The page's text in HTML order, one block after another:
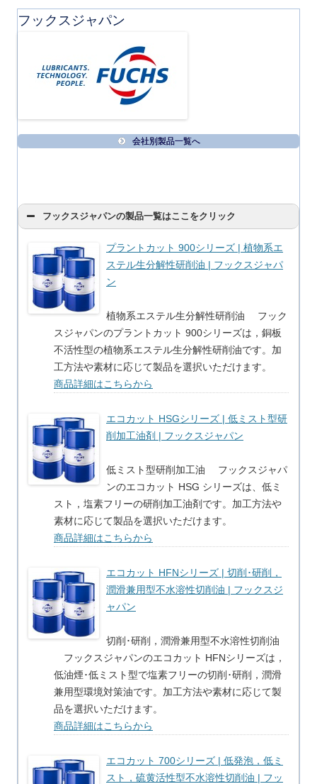
フックスジャパン
会社別製品一覧へ
フックスジャパンの製品一覧はここをクリック
プラントカット 900シリーズ | 植物系エ
ステル生分解性研削油 | フックスジャパ
ン
植物系エステル生分解性研削油 フック
スジャパンのプラントカット 900シリーズは，銅板
不活性型の植物系エステル生分解性研削油です。加
工方法や素材に応じて製品を選択いただけます。
商品詳細はこちらから
エコカット HSGシリーズ | 低ミスト型研
削加工油剤 | フックスジャパン
低ミスト型研削加工油 フックスジャパ
ンのエコカット HSG シリーズは、低ミ
スト，塩素フリーの研削加工油剤です。加工方法や
素材に応じて製品を選択いただけます。
商品詳細はこちらから
エコカット HFNシリーズ | 切削･研削，
潤滑兼用型不水溶性切削油 | フックスジ
ャパン
切削･研削，潤滑兼用型不水溶性切削油
フックスジャパンのエコカット HFNシリーズは，
低油煙･低ミスト型で塩素フリーの切削･研削，潤滑
兼用型環境対策油です。加工方法や素材に応じて製
品を選択いただけます。
商品詳細はこちらから
エコカット 700シリーズ | 低発泡，低ミ
スト，硫黄活性型不水溶性切削油 | フッ